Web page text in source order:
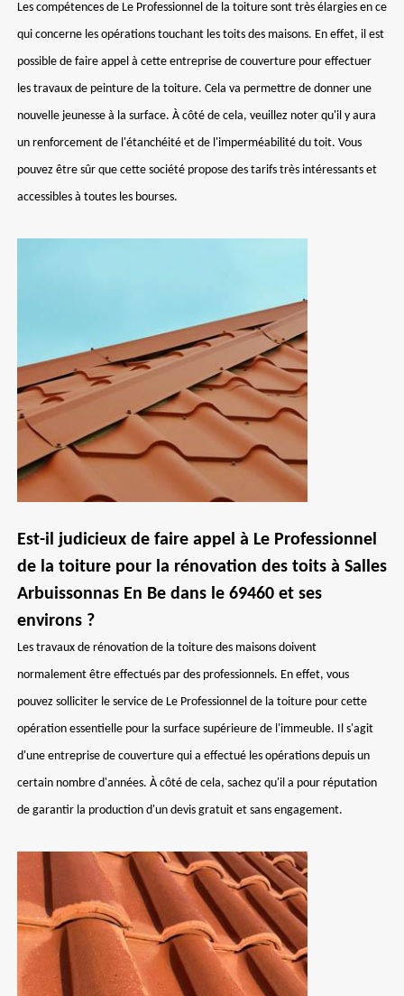
Les compétences de Le Professionnel de la toiture sont très élargies en ce
qui concerne les opérations touchant les toits des maisons. En effet, il est
possible de faire appel à cette entreprise de couverture pour effectuer
les travaux de peinture de la toiture. Cela va permettre de donner une
nouvelle jeunesse à la surface. À côté de cela, veuillez noter qu'il y aura
un renforcement de l'étanchéité et de l'imperméabilité du toit. Vous
pouvez être sûr que cette société propose des tarifs très intéressants et
accessibles à toutes les bourses.
Est-il judicieux de faire appel à Le Professionnel
de la toiture pour la rénovation des toits à Salles
Arbuissonnas En Be dans le 69460 et ses
environs ?
Les travaux de rénovation de la toiture des maisons doivent
normalement être effectués par des professionnels. En effet, vous
pouvez solliciter le service de Le Professionnel de la toiture pour cette
opération essentielle pour la surface supérieure de l'immeuble. Il s'agit
d'une entreprise de couverture qui a effectué les opérations depuis un
certain nombre d'années. À côté de cela, sachez qu'il a pour réputation
de garantir la production d'un devis gratuit et sans engagement.